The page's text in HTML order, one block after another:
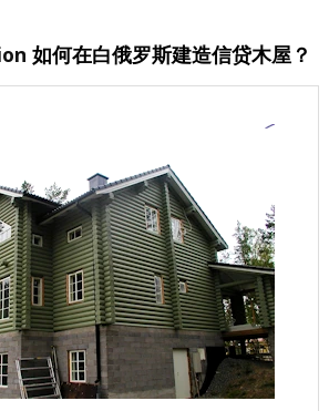
如何在白俄罗斯建造信贷木屋？